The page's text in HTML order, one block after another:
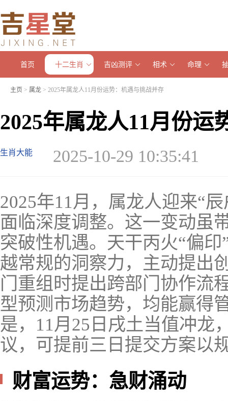
首页 十二生肖 吉凶测评 相术 命理
主页 > 属龙 > 2025年属龙人11月份运势：机遇与挑战并存
2025年属龙人11月份运
生肖大能 2025-10-29 10:35:41
2025年11月，属龙人迎来“
面临深度调整。这一变动虽
突破性机遇。天干丙火“偏
越常规的洞察力，主动提出
门重组时提出跨部门协作流
型预测市场趋势，均能赢得
是，11月25日戌土当值冲龙
议，可提前三日提交方案以
财富运势：急财涌动